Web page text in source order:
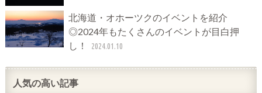
北海道・オホーツクのイベントを紹介
◎2024年もたくさんのイベントが目白押
し！
2024.01.10
人気の高い記事